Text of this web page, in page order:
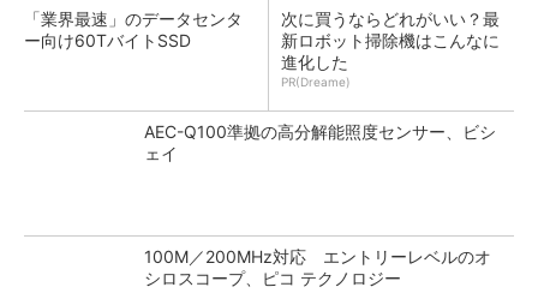
「業界最速」のデータセンタ
ー向け60TバイトSSD
次に買うならどれがいい？最
新ロボット掃除機はこんなに
進化した
PR(Dreame)
AEC-Q100準拠の高分解能照度センサー、ビシ
ェイ
100M／200MHz対応 エントリーレベルのオ
シロスコープ、ピコ テクノロジー